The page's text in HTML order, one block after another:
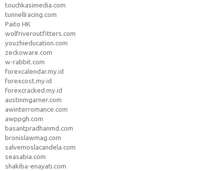
touchkasimedia.com
tunnellracing.com
Paito HK
wolfriveroutfitters.com
youzhieducation.com
zeckoware.com
w-rabbit.com
forexcalendar.my.id
forexcost.my.id
forexcracked.my.id
austinmgarner.com
awinterromance.com
awppgh.com
basantpradhanmd.com
bronislawmag.com
salvemoslacandela.com
seasabia.com
shakiba-enayati.com